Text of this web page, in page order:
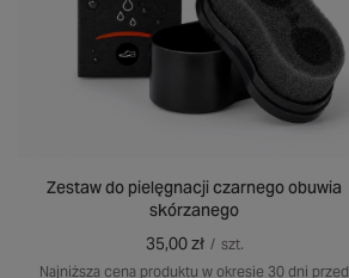
Zestaw do pielęgnacji czarnego obuwia
skórzanego
35,00 zł / szt.
Najniższa cena produktu w okresie 30 dni przed